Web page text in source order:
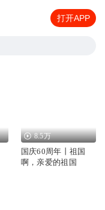
打开APP
8.5万
国庆60周年丨祖国
啊，亲爱的祖国